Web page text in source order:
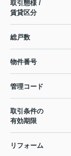
取引態様 /
賃貸区分
総戸数
物件番号
管理コード
取引条件の
有効期限
リフォーム